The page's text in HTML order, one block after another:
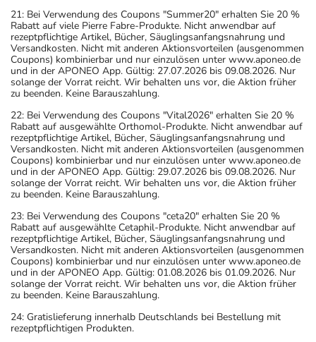
21: Bei Verwendung des Coupons "Summer20" erhalten Sie 20 %
Rabatt auf viele Pierre Fabre-Produkte. Nicht anwendbar auf
rezeptpflichtige Artikel, Bücher, Säuglingsanfangsnahrung und
Versandkosten. Nicht mit anderen Aktionsvorteilen (ausgenommen
Coupons) kombinierbar und nur einzulösen unter www.aponeo.de
und in der APONEO App. Gültig: 27.07.2026 bis 09.08.2026. Nur
solange der Vorrat reicht. Wir behalten uns vor, die Aktion früher
zu beenden. Keine Barauszahlung.
22: Bei Verwendung des Coupons "Vital2026" erhalten Sie 20 %
Rabatt auf ausgewählte Orthomol-Produkte. Nicht anwendbar auf
rezeptpflichtige Artikel, Bücher, Säuglingsanfangsnahrung und
Versandkosten. Nicht mit anderen Aktionsvorteilen (ausgenommen
Coupons) kombinierbar und nur einzulösen unter www.aponeo.de
und in der APONEO App. Gültig: 29.07.2026 bis 09.08.2026. Nur
solange der Vorrat reicht. Wir behalten uns vor, die Aktion früher
zu beenden. Keine Barauszahlung.
23: Bei Verwendung des Coupons "ceta20" erhalten Sie 20 %
Rabatt auf ausgewählte Cetaphil-Produkte. Nicht anwendbar auf
rezeptpflichtige Artikel, Bücher, Säuglingsanfangsnahrung und
Versandkosten. Nicht mit anderen Aktionsvorteilen (ausgenommen
Coupons) kombinierbar und nur einzulösen unter www.aponeo.de
und in der APONEO App. Gültig: 01.08.2026 bis 01.09.2026. Nur
solange der Vorrat reicht. Wir behalten uns vor, die Aktion früher
zu beenden. Keine Barauszahlung.
24: Gratislieferung innerhalb Deutschlands bei Bestellung mit
rezeptpflichtigen Produkten.